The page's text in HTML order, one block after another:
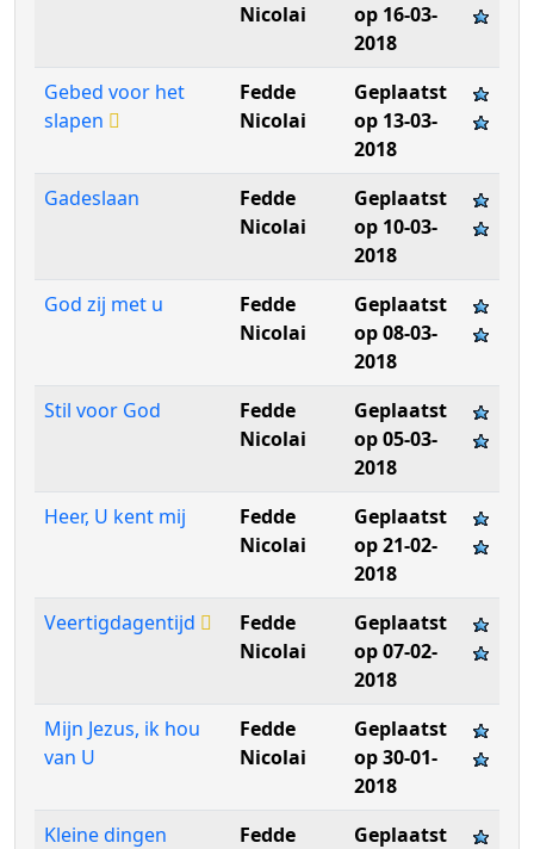
Nicolai
op 16-03-
2018
Gebed voor het
slapen
Fedde
Nicolai
Geplaatst
op 13-03-
2018
Gadeslaan
Fedde
Nicolai
Geplaatst
op 10-03-
2018
God zij met u
Fedde
Nicolai
Geplaatst
op 08-03-
2018
Stil voor God
Fedde
Nicolai
Geplaatst
op 05-03-
2018
Heer, U kent mij
Fedde
Nicolai
Geplaatst
op 21-02-
2018
Veertigdagentijd
Fedde
Nicolai
Geplaatst
op 07-02-
2018
Mijn Jezus, ik hou
van U
Fedde
Nicolai
Geplaatst
op 30-01-
2018
Kleine dingen
Fedde
Geplaatst